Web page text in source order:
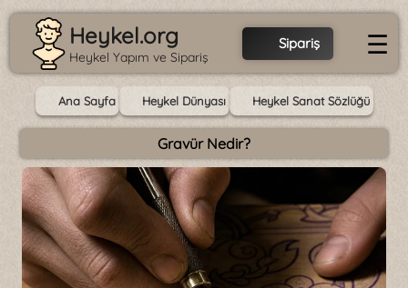
Heykel.org
Heykel Yapım ve Sipariş
Sipariş ☰
Ana Sayfa Heykel Dünyası Heykel Sanat Sözlüğü
Gravür Nedir?